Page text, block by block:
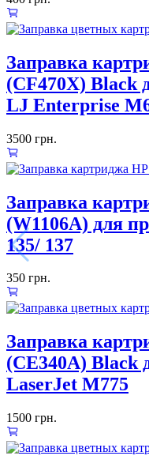
Заправка
(CF470X) Black
LJ Enterprise
3500 грн.
Заправка
(W1106A) для
135/ 137
350 грн.
Заправка
(CE340A) Black
LaserJet M775
1500 грн.